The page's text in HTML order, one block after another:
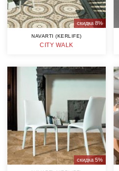
скидка 8%
NAVARTI (KERLIFE)
CITY WALK
скидка 5%